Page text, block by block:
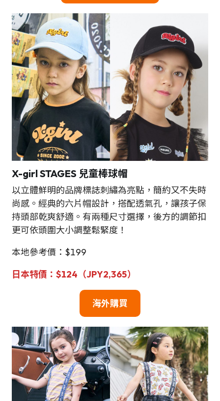
X-girl STAGES 兒童棒球帽
以立體鮮明的品牌標誌刺繡為亮點，簡約又不失時
尚感。經典的六片帽設計，搭配透氣孔，讓孩子保
持頭部乾爽舒適。有兩種尺寸選擇，後方的調節扣
更可依頭圍大小調整鬆緊度！
本地參考價：$199
日本特價：$124（JPY2,365）
海外購買